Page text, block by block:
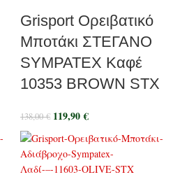
Grisport Ορειβατικό
Μποτάκι ΣΤΕΓΑΝΟ
SYMPATEX Καφέ
10353 BROWN STX
138,00€ 119,90€